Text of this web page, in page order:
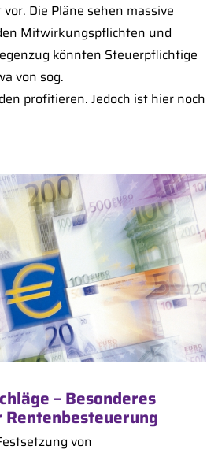
Die Pläne sehen massive
Mitwirkungspflichten und
könnten Steuerpflichtige
von sog.
profitieren. Jedoch ist hier noch
– Besonderes
von